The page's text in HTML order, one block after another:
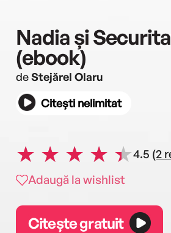
Nadia și
(ebook)
deStejărel Olaru
Citești nelimitat
4.5 (2
Adaugă la wishlist
Citește gratuit